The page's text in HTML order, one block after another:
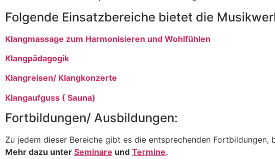
Folgende Einsatzbereiche bietet die
Klangmassage zum Harmonisieren und Wohlfühlen
Klangpädagogik
Klangreisen/ Klangkonzerte
Klangaufguss ( Sauna)
Fortbildungen/ Ausbildungen:
Zu jedem dieser Bereiche gibt es die entsprechenden
Mehr dazu unter Seminare und Termine.